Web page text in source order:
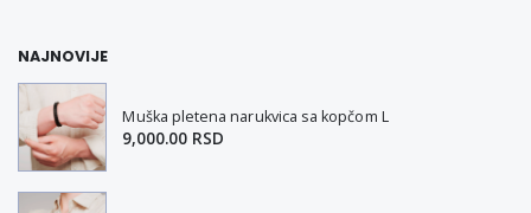
NAJNOVIJE
Muška pletena narukvica sa kopčom L
9,000.00 RSD